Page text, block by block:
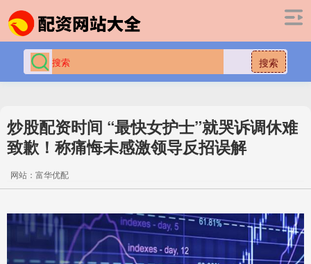
搜索
炒股配资时间 “最快女护士”就哭诉调休难
致歉！称痛悔未感激领导反招误解
网站：富华优配